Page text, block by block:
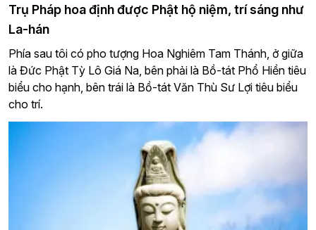
Trụ Pháp hoa định được Phật hộ niệm, trí sáng như
La-hán
Phía sau tôi có pho tượng Hoa Nghiêm Tam Thánh, ở giữa
là Đức Phật Tỳ Lô Giá Na, bên phải là Bồ-tát Phổ Hiền tiêu
biểu cho hạnh, bên trái là Bồ-tát Văn Thù Sư Lợi tiêu biểu
cho trí.